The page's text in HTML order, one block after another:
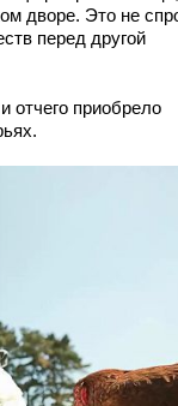
дворе. Это не
перед другой
отчего приобрело